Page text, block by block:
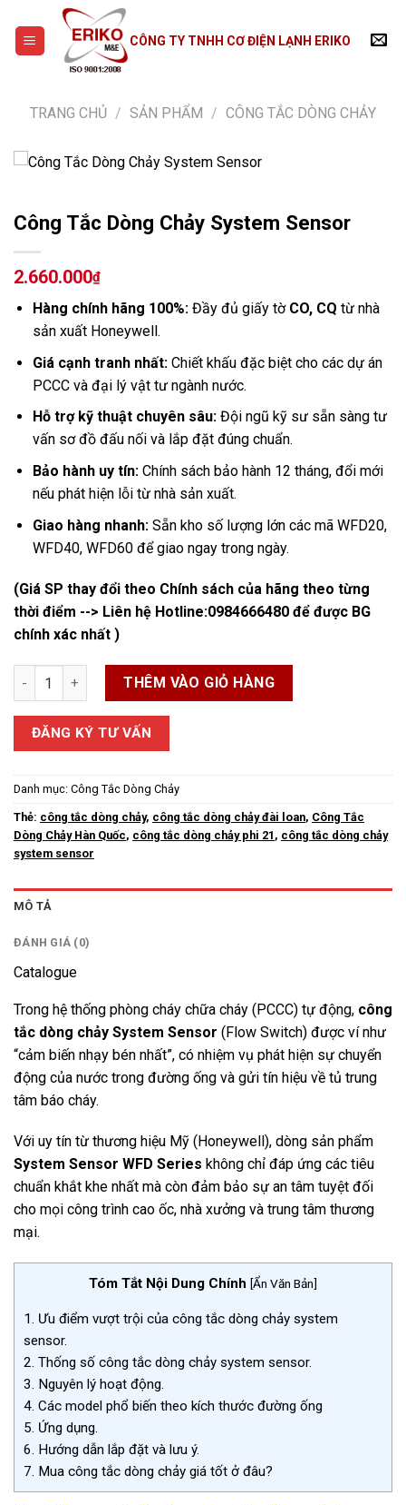
content
CÔNG TY TNHH CƠ ĐIỆN LẠNH ERIKO
TRANG CHỦ / SẢN PHẨM / CÔNG TẮC DÒNG CHẢY
Công Tắc Dòng Chảy System Sensor
2.660.000₫
Hàng chính hãng 100%:Đầy đủ giấy tờ CO, CQ từ nhà
sản xuất Honeywell.
Giá cạnh tranh nhất:Chiết khấu đặc biệt cho các dự án
PCCC và đại lý vật tư ngành nước.
Hỗ trợ kỹ thuật chuyên sâu:Đội ngũ kỹ sư sẵn sàng tư
vấn sơ đồ đấu nối và lắp đặt đúng chuẩn.
Bảo hành uy tín:Chính sách bảo hành 12 tháng, đổi mới
nếu phát hiện lỗi từ nhà sản xuất.
Giao hàng nhanh:Sẵn kho số lượng lớn các mã WFD20,
WFD40, WFD60 để giao ngay trong ngày.
(Giá SP thay đổi theo Chính sách của hãng theo từng
thời điểm --> Liên hệ Hotline:0984666480 để được BG
chính xác nhất )
Công Tắc Dòng Chảy System Sensor số lượng
THÊM VÀO GIỎ HÀNG
ĐĂNG KÝ TƯ VẤN
Danh mục: Công Tắc Dòng Chảy
Thẻ: công tắc dòng chảy, công tắc dòng chảy đài loan, Công Tắc
Dòng Chảy Hàn Quốc, công tắc dòng chảy phi 21 , công tắc dòng chảy
system sensor
MÔ TẢ
ĐÁNH GIÁ (0)
Catalogue
Trong hệ thống phòng cháy chữa cháy (PCCC) tự động, công
tắc dòng chảy System Sensor (Flow Switch) được ví như
“cảm biến nhạy bén nhất”, có nhiệm vụ phát hiện sự chuyển
động của nước trong đường ống và gửi tín hiệu về tủ trung
tâm báo cháy.
Với uy tín từ thương hiệu Mỹ (Honeywell), dòng sản phẩm
System Sensor WFD Series không chỉ đáp ứng các tiêu
chuẩn khắt khe nhất mà còn đảm bảo sự an tâm tuyệt đối
cho mọi công trình cao ốc, nhà xưởng và trung tâm thương
mại.
Tóm Tắt Nội Dung Chính [Ẩn Văn Bản]
1. Ưu điểm vượt trội của công tắc dòng chảy system
sensor.
2. Thống số công tắc dòng chảy system sensor.
3. Nguyên lý hoạt động.
4. Các model phổ biến theo kích thước đường ống
5. Ứng dụng.
6. Hướng dẫn lắp đặt và lưu ý.
7. Mua công tắc dòng chảy giá tốt ở đâu?